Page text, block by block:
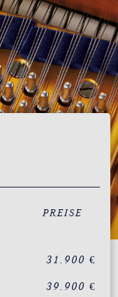
PREISE
31.900 €
39.900 €